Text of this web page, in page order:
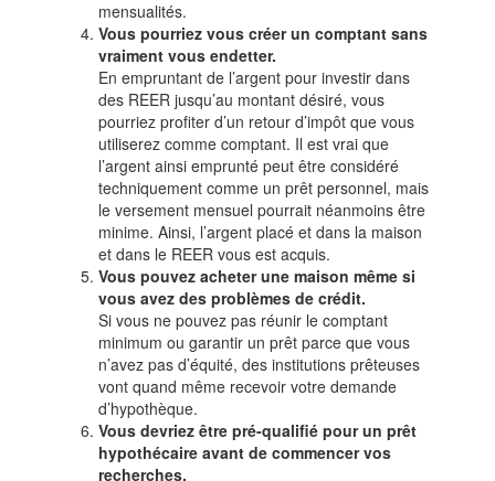
mensualités.
Vous pourriez vous créer un comptant sans
vraiment vous endetter.
En empruntant de l’argent pour investir dans
des REER jusqu’au montant désiré, vous
pourriez profiter d’un retour d’impôt que vous
utiliserez comme comptant. Il est vrai que
l’argent ainsi emprunté peut être considéré
techniquement comme un prêt personnel, mais
le versement mensuel pourrait néanmoins être
minime. Ainsi, l’argent placé et dans la maison
et dans le REER vous est acquis.
Vous pouvez acheter une maison même si
vous avez des problèmes de crédit.
Si vous ne pouvez pas réunir le comptant
minimum ou garantir un prêt parce que vous
n’avez pas d’équité, des institutions prêteuses
vont quand même recevoir votre demande
d’hypothèque.
Vous devriez être pré-qualifié pour un prêt
hypothécaire avant de commencer vos
recherches.